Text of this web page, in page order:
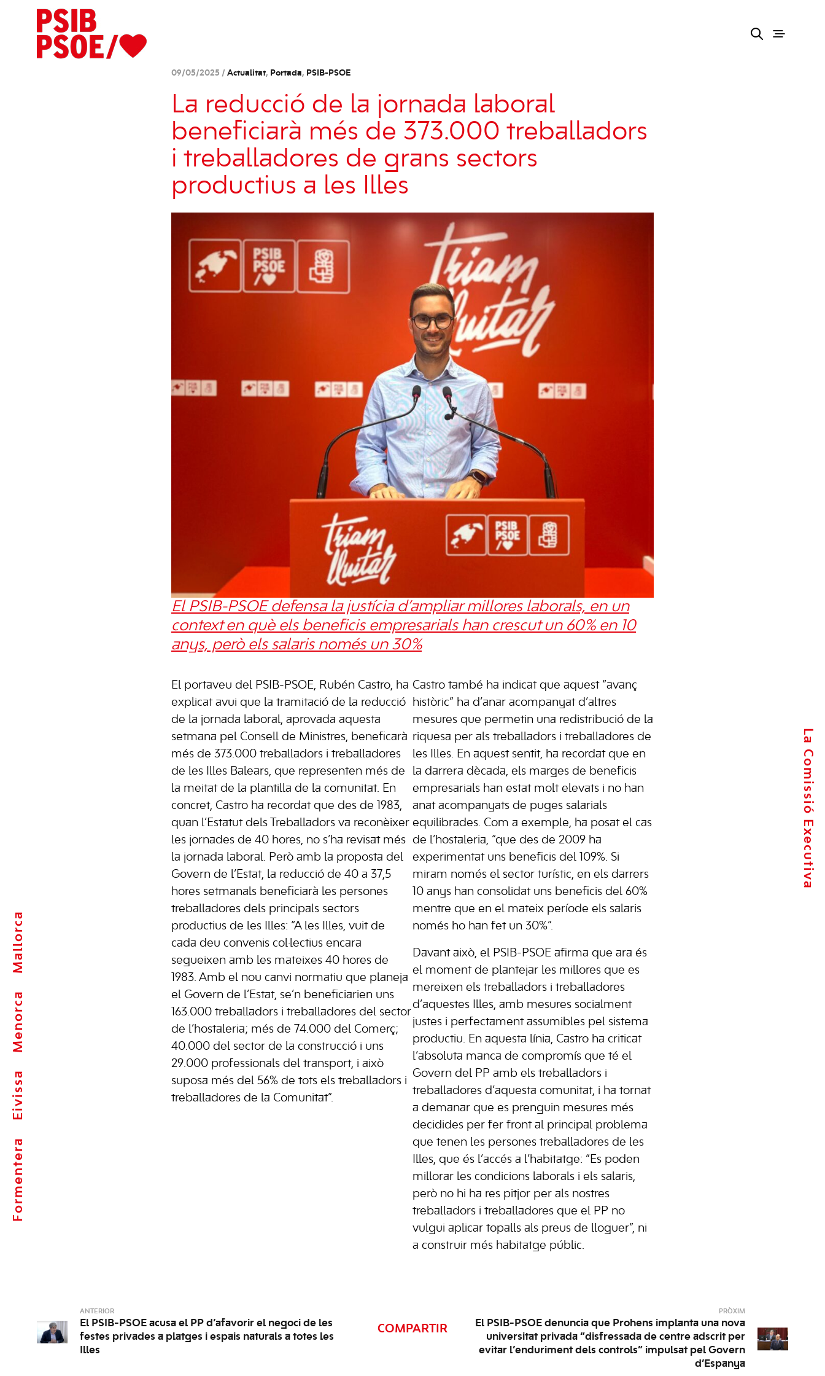
Formentera
Eivissa
Menorca
Mallorca
La Comissió Executiva
09/05/2025 / Actualitat, Portada, PSIB-PSOE
La reducció de la jornada laboral
beneficiarà més de 373.000 treballadors
i treballadores de grans sectors
productius a les Illes
El PSIB-PSOE defensa la justícia d’ampliar millores laborals, en un
context en què els beneficis empresarials han crescut un 60% en 10
anys, però els salaris només un 30%
El portaveu del PSIB-PSOE, Rubén Castro, ha
explicat avui que la tramitació de la reducció
de la jornada laboral, aprovada aquesta
setmana pel Consell de Ministres, beneficarà
més de 373.000 treballadors i treballadores
de les Illes Balears, que representen més de
la meitat de la plantilla de la comunitat. En
concret, Castro ha recordat que des de 1983,
quan l’Estatut dels Treballadors va reconèixer
les jornades de 40 hores, no s’ha revisat més
la jornada laboral. Però amb la proposta del
Govern de l’Estat, la reducció de 40 a 37,5
hores setmanals beneficiarà les persones
treballadores dels principals sectors
productius de les Illes: “A les Illes, vuit de
cada deu convenis col·lectius encara
segueixen amb les mateixes 40 hores de
1983. Amb el nou canvi normatiu que planeja
el Govern de l’Estat, se’n beneficiarien uns
163.000 treballadors i treballadores del sector
de l’hostaleria; més de 74.000 del Comerç;
40.000 del sector de la construcció i uns
29.000 professionals del transport, i això
suposa més del 56% de tots els treballadors i
treballadores de la Comunitat”.
Castro també ha indicat que aquest “avanç
històric” ha d’anar acompanyat d’altres
mesures que permetin una redistribució de la
riquesa per als treballadors i treballadores de
les Illes. En aquest sentit, ha recordat que en
la darrera dècada, els marges de beneficis
empresarials han estat molt elevats i no han
anat acompanyats de puges salarials
equilibrades. Com a exemple, ha posat el cas
de l’hostaleria, “que des de 2009 ha
experimentat uns beneficis del 109%. Si
miram només el sector turístic, en els darrers
10 anys han consolidat uns beneficis del 60%
mentre que en el mateix període els salaris
només ho han fet un 30%”.
Davant això, el PSIB-PSOE afirma que ara és
el moment de plantejar les millores que es
mereixen els treballadors i treballadores
d’aquestes Illes, amb mesures socialment
justes i perfectament assumibles pel sistema
productiu. En aquesta línia, Castro ha criticat
l’absoluta manca de compromís que té el
Govern del PP amb els treballadors i
treballadores d’aquesta comunitat, i ha tornat
a demanar que es prenguin mesures més
decidides per fer front al principal problema
que tenen les persones treballadores de les
Illes, que és l’accés a l’habitatge: “Es poden
millorar les condicions laborals i els salaris,
però no hi ha res pitjor per als nostres
treballadors i treballadores que el PP no
vulgui aplicar topalls als preus de lloguer”, ni
a construir més habitatge públic.
ANTERIOR
El PSIB-PSOE acusa el PP d’afavorir el negoci de les
festes privades a platges i espais naturals a totes les
Illes
COMPARTIR
PRÒXIM
El PSIB-PSOE denuncia que Prohens implanta una nova
universitat privada “disfressada de centre adscrit per
evitar l’enduriment dels controls” impulsat pel Govern
d’Espanya